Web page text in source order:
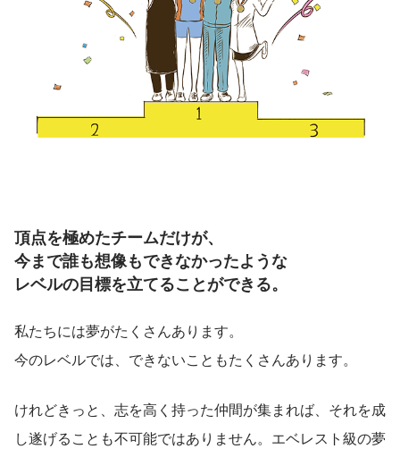
頂点を極めたチームだけが、
今まで誰も想像もできなかったような
レベルの目標を立てることができる。
私たちには夢がたくさんあります。
今のレベルでは、できないこともたくさんあります。
けれどきっと、志を高く持った仲間が集まれば、それを成
し遂げることも不可能ではありません。エベレスト級の夢